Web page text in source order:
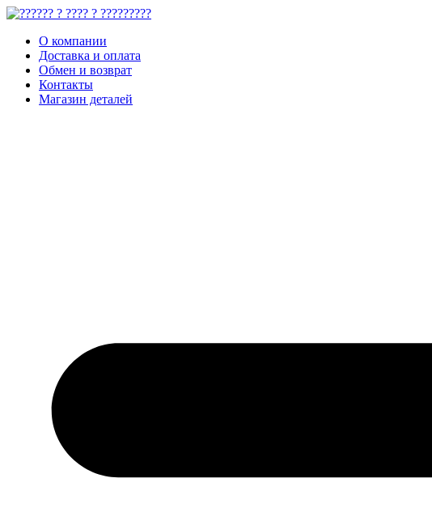
О компании
Доставка и оплата
Обмен и возврат
Контакты
Магазин деталей